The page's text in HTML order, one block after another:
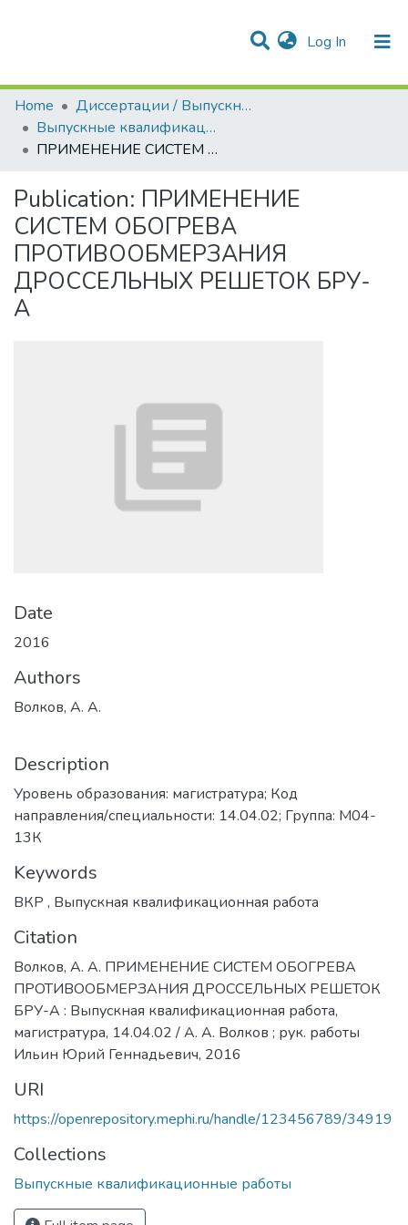
Log In (current)
Communities & Collections
Statistics
All of DSpace
Home
Диссертации / Выпускные квалификационные работы
Выпускные квалификационные работы
ПРИМЕНЕНИЕ СИСТЕМ ОБОГРЕВА ПРОТИВООБМЕРЗАНИЯ ДРОССЕЛЬНЫХ РЕШЕТОК БРУ-А
Publication: ПРИМЕНЕНИЕ
СИСТЕМ ОБОГРЕВА
ПРОТИВООБМЕРЗАНИЯ
ДРОССЕЛЬНЫХ РЕШЕТОК БРУ-
А
Date
2016
Authors
Волков, А. А.
Description
Уровень образования: магистратура; Код
направления/специальности: 14.04.02; Группа: М04-
13К
Keywords
ВКР , Выпускная квалификационная работа
Citation
Волков, А. А. ПРИМЕНЕНИЕ СИСТЕМ ОБОГРЕВА
ПРОТИВООБМЕРЗАНИЯ ДРОССЕЛЬНЫХ РЕШЕТОК
БРУ-А : Выпускная квалификационная работа,
магистратура, 14.04.02 / А. А. Волков ; рук. работы
Ильин Юрий Геннадьевич, 2016
URI
https://openrepository.mephi.ru/handle/123456789/34919
Collections
Выпускные квалификационные работы